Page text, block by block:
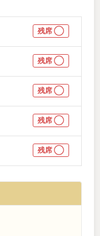
残席 ◯
残席 ◯
残席 ◯
残席 ◯
残席 ◯